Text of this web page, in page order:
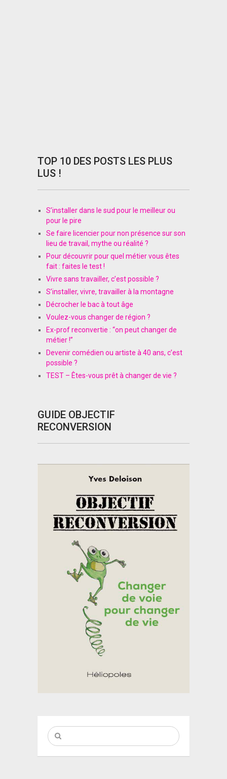
TOP 10 DES POSTS LES PLUS
LUS !
S’installer dans le sud pour le meilleur ou
pour le pire
Se faire licencier pour non présence sur son
lieu de travail, mythe ou réalité ?
Pour découvrir pour quel métier vous êtes
fait : faites le test !
Vivre sans travailler, c’est possible ?
S’installer, vivre, travailler à la montagne
Décrocher le bac à tout âge
Voulez-vous changer de région ?
Ex-prof reconvertie : “on peut changer de
métier !”
Devenir comédien ou artiste à 40 ans, c’est
possible ?
TEST – Êtes-vous prêt à changer de vie ?
GUIDE OBJECTIF
RECONVERSION